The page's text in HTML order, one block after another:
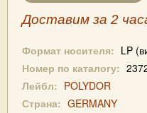
Доставим за 2
Формат носителя: LP
Номер по каталогу:
Лейбл: POLYDOR
Страна: GERMANY